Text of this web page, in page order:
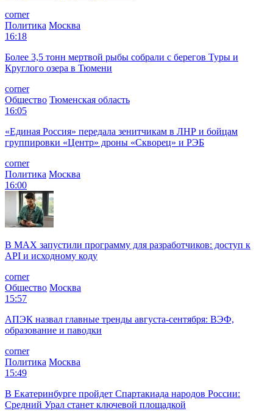
corner
Политика Москва
16:18
Более 3,5 тонн мертвой рыбы собрали с берегов Туры и
Круглого озера в Тюмени
corner
Общество Тюменская область
16:05
«Единая Россия» передала зенитчикам в ЛНР и бойцам
группировки «Центр» дроны «Скворец» и РЭБ
corner
Политика Москва
16:00
В MAX запустили программу для разработчиков: доступ к
API и исходному коду
corner
Общество Москва
15:57
АПЭК назвал главные тренды августа-сентября: ВЭФ,
образование и паводки
corner
Политика Москва
15:49
В Екатеринбурге пройдет Спартакиада народов России:
Средний Урал станет ключевой площадкой